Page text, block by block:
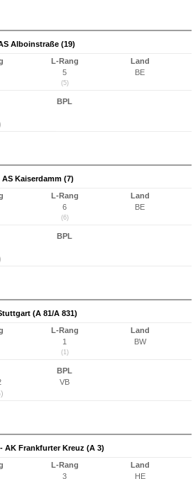
Alboinstraße (19)
L-Rang
5
(5)
Land
BE
BPL
Kaiserdamm (7)
L-Rang
6
(6)
Land
BE
BPL
(A 81/A 831)
L-Rang
1
(1)
Land
BW
BPL
VB
AK Frankfurter Kreuz (A 3)
L-Rang
3
Land
HE